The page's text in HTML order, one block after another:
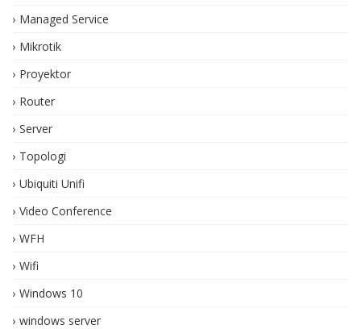
Managed Service
Mikrotik
Proyektor
Router
Server
Topologi
Ubiquiti Unifi
Video Conference
WFH
Wifi
Windows 10
windows server